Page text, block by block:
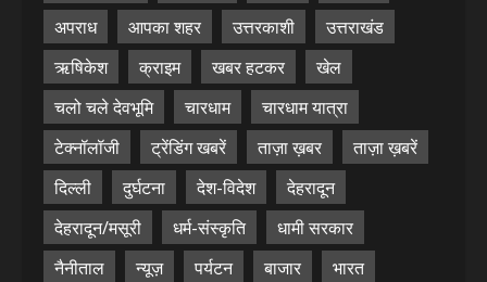
अपराध
आपका शहर उत्तरकाशी
उत्तराखंड
ऋषिकेश
क्राइम खबर हटकर
खेल
चलो चले देवभूमि
चारधाम
चारधाम यात्रा
टेक्नॉलॉजी
ट्रेंडिंग खबरें ताज़ा ख़बर
ताज़ा ख़बरें
दिल्ली
दुर्घटना देश-विदेश
देहरादून
देहरादून/मसूरी
धर्म-संस्कृति
धामी सरकार
नैनीताल
न्यूज़ पर्यटन बाजार
भारत